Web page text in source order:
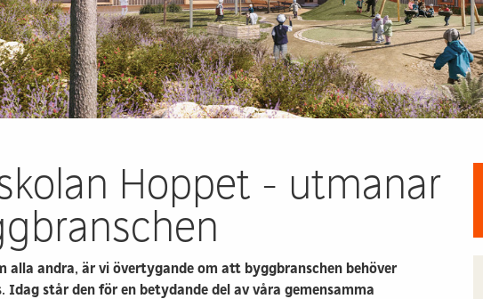
Prefabricerade
planelement
Modulhus
Referensprojekt
Våra husfabriker
Bygga med låg
klimatpåverkan
Trädgårdsstaden
Industriellt byggande
Markinköp
Hoppet - utmanar
alla andra, är vi övertygande om att byggbranschen behöver
Idag står den för en betydande del av våra gemensamma